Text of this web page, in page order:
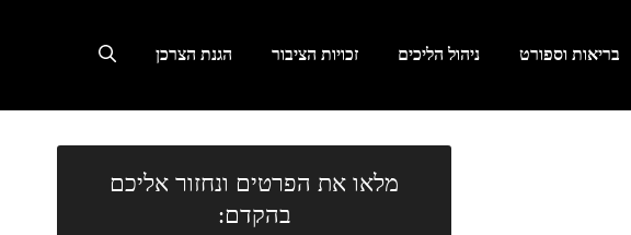
בריאות וספורט ניהול הליכים זכויות הציבור הגנת הצרכן
מלאו את הפרטים ונחזור אליכם
בהקדם: